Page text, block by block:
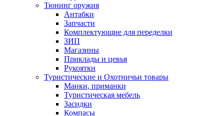
Тюнинг оружия
Антабки
Запчасти
Комплектующие для переделки
ЗИП
Магазины
Приклады и цевья
Рукоятки
Туристические и Охотничьи товары
Манки, приманки
Туристическая мебель
Засидки
Компасы